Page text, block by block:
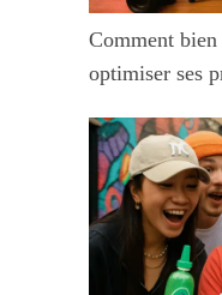
Comment
optimiser ses